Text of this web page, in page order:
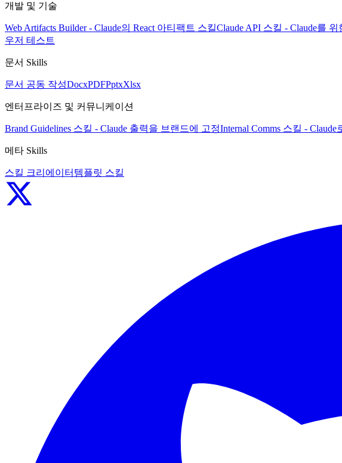
개발 및 기술
Web Artifacts Builder - Claude의 React 아티팩트 스킬Claude API 스킬 - Claude를
우저 테스트
문서 Skills
문서 공동 작성DocxPDFPptxXlsx
엔터프라이즈 및 커뮤니케이션
Brand Guidelines 스킬 - Claude 출력을 브랜드에 고정Internal Comms 스킬 -
메타 Skills
스킬 크리에이터 템플릿 스킬